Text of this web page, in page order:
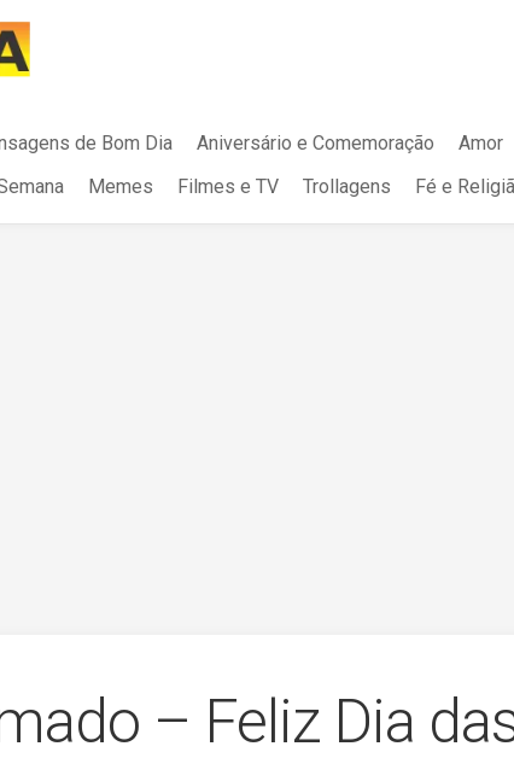
de Bom Dia Aniversário e Comemoração Amor
Memes Filmes e TV Trollagens Fé e
– Feliz Dia